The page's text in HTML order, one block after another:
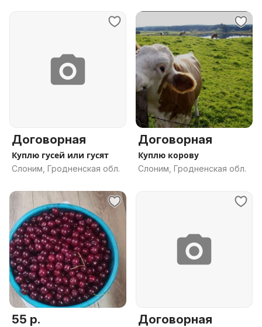
Договорная
Куплю гусей или гусят
Слоним, Гродненская обл.
Договорная
Куплю корову
Слоним, Гродненская обл.
55 р. Договорная